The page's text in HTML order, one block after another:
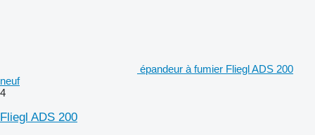
épandeur à fumier Fliegl ADS 200
neuf
4
Fliegl ADS 200